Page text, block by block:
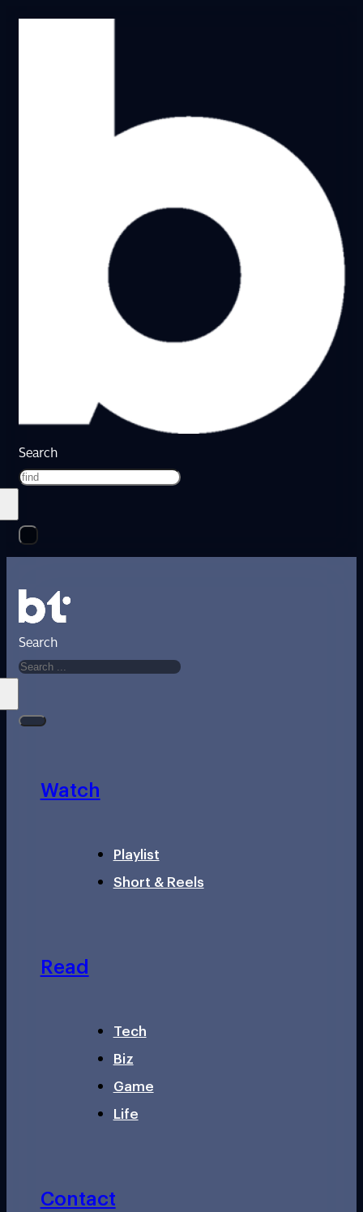
Search
Search
Watch
Playlist
Short & Reels
Read
Tech
Biz
Game
Life
Contact